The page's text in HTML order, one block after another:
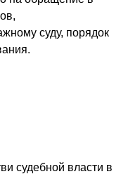
суду, порядок
судебной власти в